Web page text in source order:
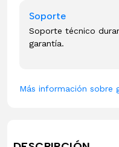
Soporte
Soporte técnico
garantía.
Más información sobre